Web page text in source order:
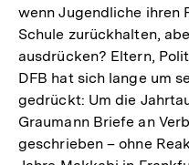
wenn Jugendliche ihren
Schule zurückhalten,
ausdrücken? Eltern,
DFB hat sich lange um
gedrückt: Um die
Graumann Briefe an
geschrieben – ohne